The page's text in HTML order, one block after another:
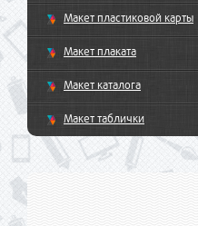
Макет пластиковой карты
Макет плаката
Макет каталога
Макет таблички